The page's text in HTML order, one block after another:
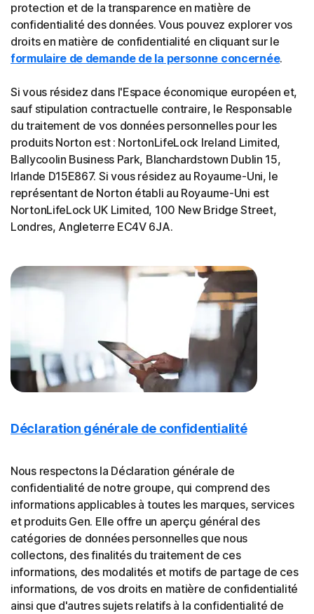
protection et de la transparence en matière de
confidentialité des données. Vous pouvez explorer vos
droits en matière de confidentialité en cliquant sur le
formulaire de demande de la personne concernée.
Si vous résidez dans l'Espace économique européen et,
sauf stipulation contractuelle contraire, le Responsable
du traitement de vos données personnelles pour les
produits Norton est : NortonLifeLock Ireland Limited,
Ballycoolin Business Park, Blanchardstown Dublin 15,
Irlande D15E867. Si vous résidez au Royaume-Uni, le
représentant de Norton établi au Royaume-Uni est
NortonLifeLock UK Limited, 100 New Bridge Street,
Londres, Angleterre EC4V 6JA.
Déclaration générale de confidentialité
Nous respectons la Déclaration générale de
confidentialité de notre groupe, qui comprend des
informations applicables à toutes les marques, services
et produits Gen. Elle offre un aperçu général des
catégories de données personnelles que nous
collectons, des finalités du traitement de ces
informations, des modalités et motifs de partage de ces
informations, de vos droits en matière de confidentialité
ainsi que d'autres sujets relatifs à la confidentialité de